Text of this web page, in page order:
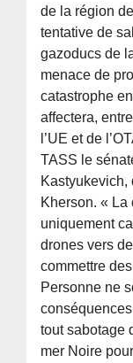
de la région
tentative de
gazoducs de
menace de
catastrophe
affectera,
l’UE et de
TASS le
Kastyukevich,
Kherson. «
uniquement
drones vers
commettre
Personne ne
tout sabotage
mer Noire